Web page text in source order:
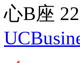
心B座